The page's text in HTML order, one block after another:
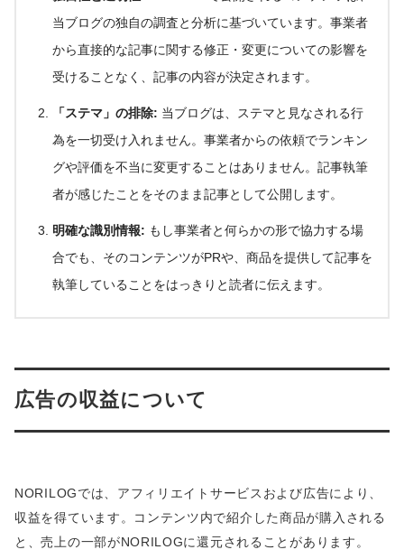
当ブログの独自の調査と分析に基づいています。事業者
から直接的な記事に関する修正・変更についての影響を
受けることなく、記事の内容が決定されます。
「ステマ」の排除: 当ブログは、ステマと見なされる行
為を一切受け入れません。事業者からの依頼でランキン
グや評価を不当に変更することはありません。記事執筆
者が感じたことをそのまま記事として公開します。
明確な識別情報: もし事業者と何らかの形で協力する場
合でも、そのコンテンツがPRや、商品を提供して記事を
執筆していることをはっきりと読者に伝えます。
広告の収益について
NORILOGでは、アフィリエイトサービスおよび広告により、
収益を得ています。コンテンツ内で紹介した商品が購入される
と、売上の一部がNORILOGに還元されることがあります。